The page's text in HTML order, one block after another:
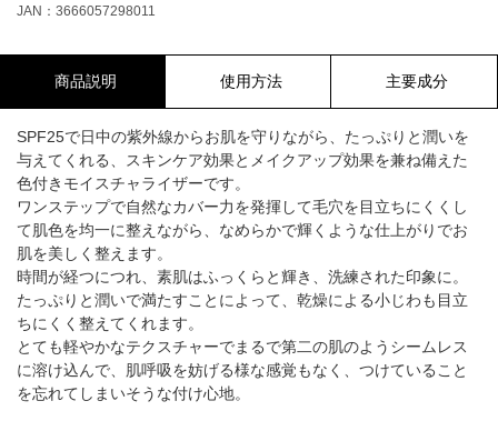
JAN：3666057298011
商品説明 使用方法 主要成分
SPF25で日中の紫外線からお肌を守りながら、たっぷりと潤いを
与えてくれる、スキンケア効果とメイクアップ効果を兼ね備えた
色付きモイスチャライザーです。
ワンステップで自然なカバー力を発揮して毛穴を目立ちにくくし
て肌色を均一に整えながら、なめらかで輝くような仕上がりでお
肌を美しく整えます。
時間が経つにつれ、素肌はふっくらと輝き、洗練された印象に。
たっぷりと潤いで満たすことによって、乾燥による小じわも目立
ちにくく整えてくれます。
とても軽やかなテクスチャーでまるで第二の肌のようシームレス
に溶け込んで、肌呼吸を妨げる様な感覚もなく、つけていること
を忘れてしまいそうな付け心地。